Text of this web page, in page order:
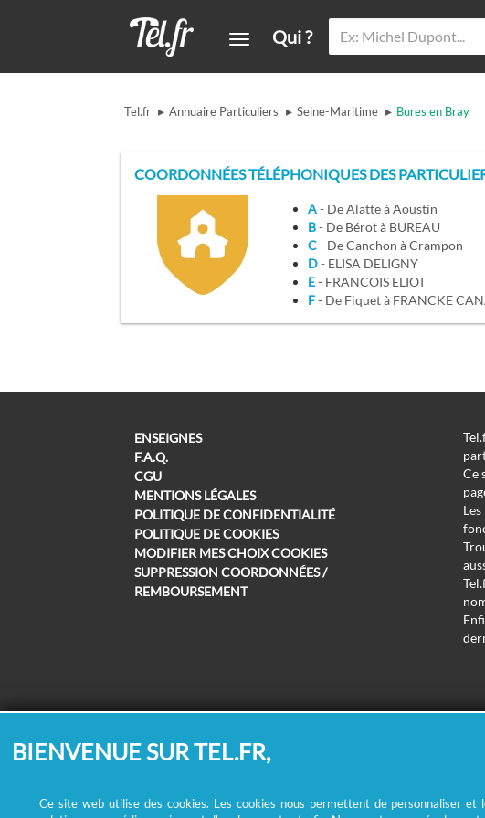
Qui ?
Tel.fr ▸ Annuaire Particuliers ▸ Seine-Maritime ▸ Bures en Bray
COORDONNÉES TÉLÉPHONIQUES DES
A
- De Alatte à Aoustin
B
- De Bérot à BUREAU
C
- De Canchon à Crampon
D
- ELISA DELIGNY
E
- FRANCOIS ELIOT
F
- De Fiquet à FRANCKE
ENSEIGNES
F.A.Q.
CGU
MENTIONS LÉGALES
POLITIQUE DE CONFIDENTIALITÉ
POLITIQUE DE COOKIES
MODIFIER MES CHOIX COOKIES
SUPPRESSION COORDONNÉES /
REMBOURSEMENT
Ce
BIENVENUE SUR TEL.FR,
Ce site web utilise des cookies. Les cookies nous permettent de personnaliser